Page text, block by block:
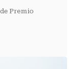
Premio